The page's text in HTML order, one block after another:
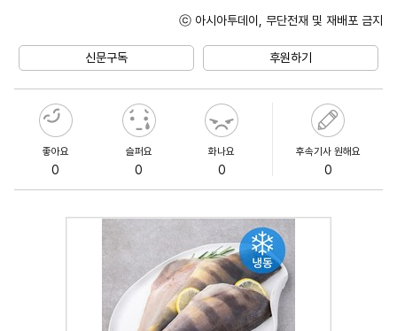
ⓒ 아시아투데이, 무단전재 및 재배포 금지
신문구독 후원하기
좋아요
0
슬퍼요
0
화나요
0
후속기사 원해요
0